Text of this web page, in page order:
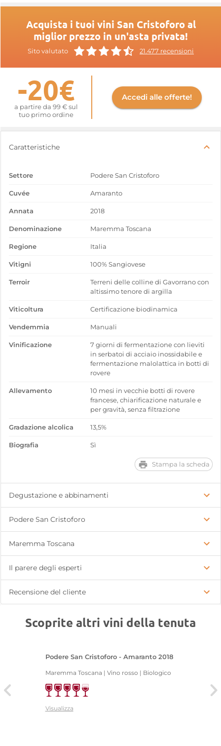
Acquista i tuoi vini San Cristoforo al
miglior prezzo in un'asta privata!
Sito valutato 21.477 recensioni
-20€
a partire da 99 € sul
tuo primo ordine
Accedi alle offerte!
Caratteristiche
Settore Podere San Cristoforo
Cuvée Amaranto
Annata 2018
Denominazione Maremma Toscana
Regione Italia
Vitigni 100% Sangiovese
Terroir
Terreni delle colline di Gavorrano con
altissimo tenore di argilla
Viticoltura Certificazione biodinamica
Vendemmia Manuali
Vinificazione
7 giorni di fermentazione con lieviti
in serbatoi di acciaio inossidabile e
fermentazione malolattica in botti di
rovere
Allevamento
10 mesi in vecchie botti di rovere
francese, chiarificazione naturale e
per gravità, senza filtrazione
Gradazione alcolica 13,5%
Biografia Sì
Stampa la scheda
Degustazione e abbinamenti
Podere San Cristoforo
Maremma Toscana
Il parere degli esperti
Recensione del cliente
Scoprite altri vini della tenuta
Podere San Cristoforo - Amaranto 2018
Maremma Toscana | Vino rosso | Biologico
Visualizza